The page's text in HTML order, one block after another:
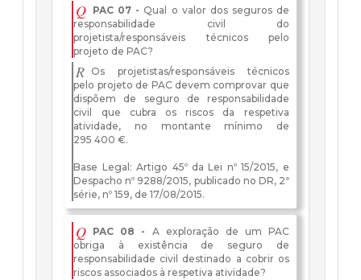
Q PAC 07 - Qual o valor dos seguros de
responsabilidade civil do
projetista/responsáveis técnicos pelo
projeto de PAC?
R Os projetistas/responsáveis técnicos
pelo projeto de PAC devem comprovar que
dispõem de seguro de responsabilidade
civil que cubra os riscos da respetiva
atividade, no montante mínimo de
295 400 €.
Base Legal: Artigo 45º da Lei nº 15/2015, e
Despacho nº 9288/2015, publicado no DR, 2ª
série, nº 159, de 17/08/2015.
Q PAC 08 - A exploração de um PAC
obriga à existência de seguro de
responsabilidade civil destinado a cobrir os
riscos associados à respetiva atividade?